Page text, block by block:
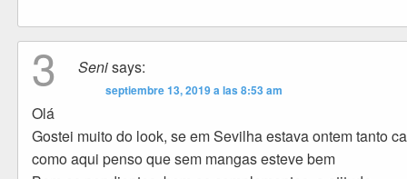
3 Senisays:
septiembre 13, 2019 a las 8:53 am
Olá
Gostei muito do look, se em Sevilha estava ontem tanto
como aqui penso que sem mangas esteve bem